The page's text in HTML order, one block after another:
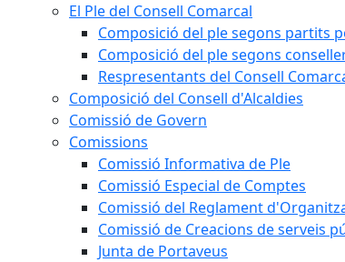
El Ple del Consell Comarcal
Composició del ple segons partits
Composició del ple segons
Respresentants del Consell
Composició del Consell d'Alcaldies
Comissió de Govern
Comissions
Comissió Informativa de Ple
Comissió Especial de Comptes
Comissió del Reglament
Comissió de Creacions de serveis
Junta de Portaveus